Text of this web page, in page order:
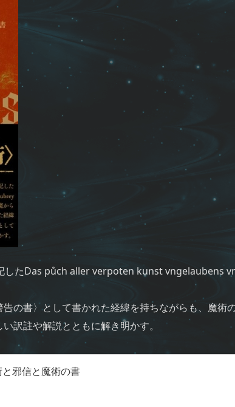
したDas půch aller verpoten kunst vngelaubens
の書〉として書かれた経緯を持ちながらも、魔術
訳註や解説とともに解き明かす。
邪信と魔術の書